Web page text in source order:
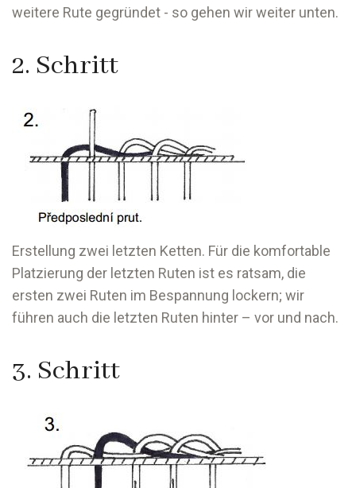
weitere Rute gegründet - so gehen wir weiter unten.
2. Schritt
Erstellung zwei letzten Ketten. Für die komfortable
Platzierung der letzten Ruten ist es ratsam, die
ersten zwei Ruten im Bespannung lockern; wir
führen auch die letzten Ruten hinter – vor und nach.
3. Schritt